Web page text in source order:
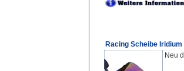
Racing Scheibe
Neu